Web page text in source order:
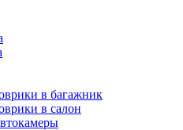
в багажник
в салон